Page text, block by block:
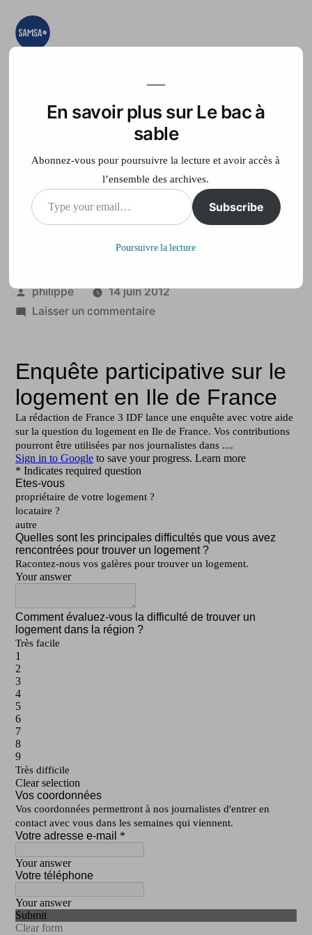
Aller
teste, on expérimente
Accueil France Télé
Logement IDF /
Publié
par
philippe
14 juin 2012
Laisser un commentairesur
/
Philippe
En savoir plus sur Le bac à
sable
Abonnez-vous pour poursuivre la lecture et avoir accès à
l’ensemble des archives.
Type
your
Subscribe
Poursuivre la lecture